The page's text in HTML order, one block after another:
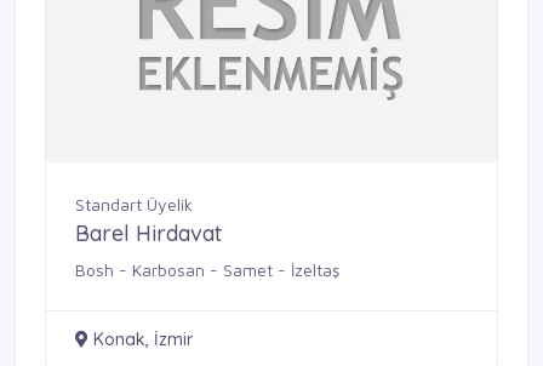
Standart Üyelik
Barel Hirdavat
Bosh - Karbosan - Samet - İzeltaş
Konak, İzmir